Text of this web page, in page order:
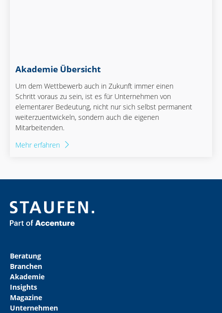
Akademie Übersicht
Um dem Wettbewerb auch in Zukunft immer einen
Schritt voraus zu sein, ist es für Unternehmen von
elementarer Bedeutung, nicht nur sich selbst permanent
weiterzuentwickeln, sondern auch die eigenen
Mitarbeitenden.
Mehr erfahren
Beratung
Branchen
Akademie
Insights
Magazine
Unternehmen